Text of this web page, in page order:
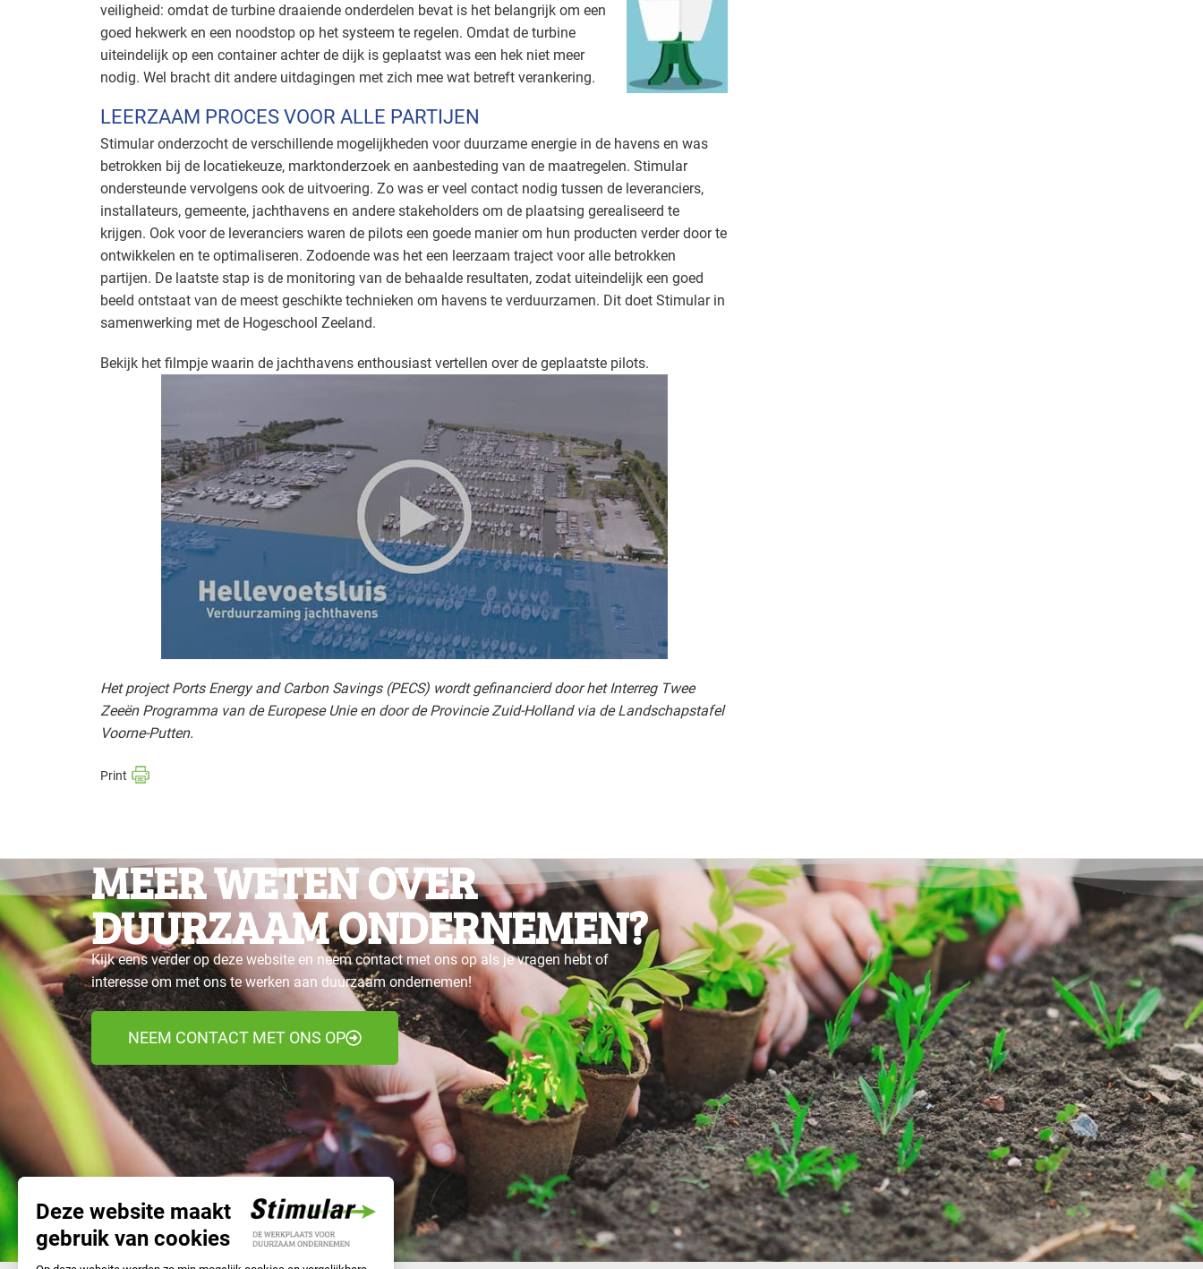
veiligheid: omdat de turbine draaiende onderdelen bevat is het belangrijk om een
goed hekwerk en een noodstop op het systeem te regelen. Omdat de turbine
uiteindelijk op een container achter de dijk is geplaatst was een hek niet meer
nodig. Wel bracht dit andere uitdagingen met zich mee wat betreft verankering.
LEERZAAM PROCES VOOR ALLE PARTIJEN
Stimular onderzocht de verschillende mogelijkheden voor duurzame energie in de havens en was
betrokken bij de locatiekeuze, marktonderzoek en aanbesteding van de maatregelen. Stimular
ondersteunde vervolgens ook de uitvoering. Zo was er veel contact nodig tussen de leveranciers,
installateurs, gemeente, jachthavens en andere stakeholders om de plaatsing gerealiseerd te
krijgen. Ook voor de leveranciers waren de pilots een goede manier om hun producten verder door te
ontwikkelen en te optimaliseren. Zodoende was het een leerzaam traject voor alle betrokken
partijen. De laatste stap is de monitoring van de behaalde resultaten, zodat uiteindelijk een goed
beeld ontstaat van de meest geschikte technieken om havens te verduurzamen. Dit doet Stimular in
samenwerking met de Hogeschool Zeeland.
Bekijk het filmpje waarin de jachthavens enthousiast vertellen over de geplaatste pilots.
Het project Ports Energy and Carbon Savings (PECS) wordt gefinancierd door het Interreg Twee
Zeeën Programma van de Europese Unie en door de Provincie Zuid-Holland via de Landschapstafel
Voorne-Putten.
MEER WETEN OVER
DUURZAAM ONDERNEMEN?
Kijk eens verder op deze website en neem contact met ons op als je vragen hebt of
interesse om met ons te werken aan duurzaam ondernemen!
NEEM CONTACT MET ONS OP